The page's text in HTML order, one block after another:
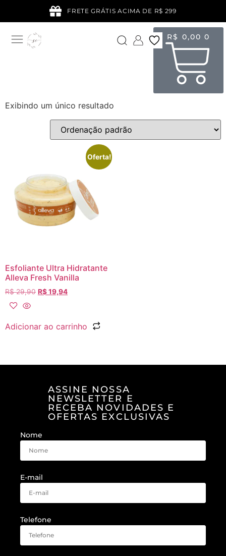
FRETE GRÁTIS ACIMA DE R$ 299
R$ 0,00 0
Exibindo um único resultado
Oferta!
Esfoliante Ultra Hidratante
Alleva Fresh Vanilla
R$29,90 R$19,94
Adicionar ao carrinho
ASSINE NOSSA
NEWSLETTER E
RECEBA NOVIDADES E
OFERTAS EXCLUSIVAS
Nome
E-mail
Telefone